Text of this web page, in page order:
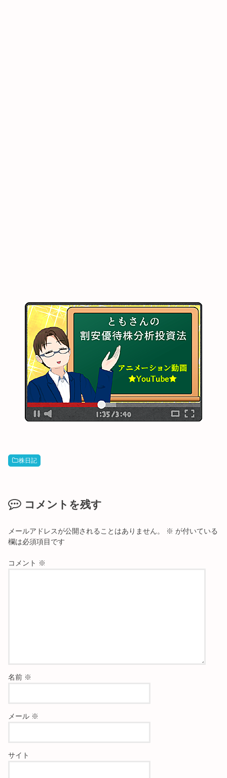
株日記
コメントを残す
メールアドレスが公開されることはありません。 ※ が付いている
欄は必須項目です
コメント ※
名前 ※
メール ※
サイト